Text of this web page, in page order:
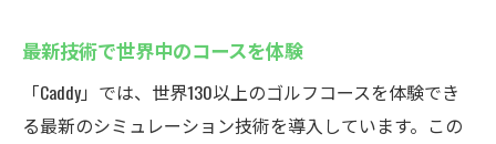
モチベーションアップ
共通のゴルフ目標を持つ仲間との出会い
インドアゴルフでのコミュニティ形成
最新技術で世界中のコースを体験
「Caddy」では、世界130以上のゴルフコースを体験でき
る最新のシミュレーション技術を導入しています。この